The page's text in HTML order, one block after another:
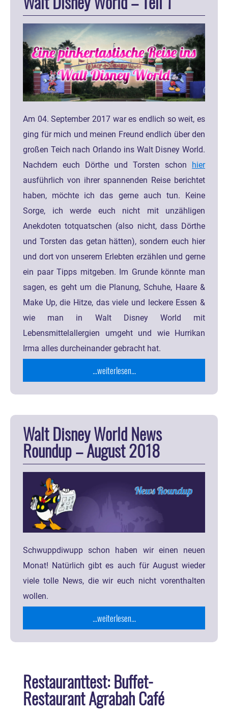
Am 04. September 2017 war es endlich so weit, es
ging für mich und meinen Freund endlich über den
großen Teich nach Orlando ins Walt Disney World.
Nachdem euch Dörthe und Torsten schon
hier
ausführlich von ihrer spannenden Reise berichtet
haben, möchte ich das gerne auch tun. Keine
Sorge, ich werde euch nicht mit unzähligen
Anekdoten totquatschen (also nicht, dass Dörthe
und Torsten das getan hätten), sondern euch hier
und dort von unserem Erlebten erzählen und gerne
ein paar Tipps mitgeben. Im Grunde könnte man
sagen, es geht um die Planung, Schuhe, Haare &
Make Up, die Hitze, das viele und leckere Essen &
wie man in Walt Disney World mit
Lebensmittelallergien umgeht und wie Hurrikan
Irma alles durcheinander gebracht hat.
...weiterlesen...
Walt Disney World News
Roundup – August 2018
Schwuppdiwupp schon haben wir einen neuen
Monat! Natürlich gibt es auch für August wieder
viele tolle News, die wir euch nicht vorenthalten
wollen.
...weiterlesen...
Restauranttest: Buffet-
Restaurant Agrabah Café